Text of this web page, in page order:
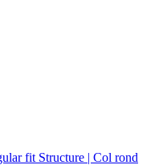
fit Structure | Col rond